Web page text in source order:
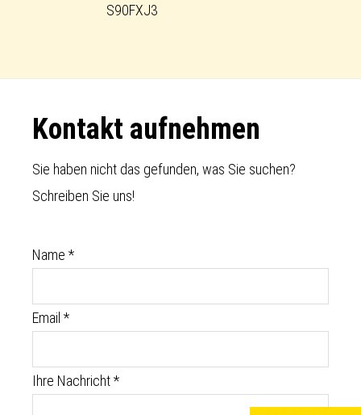
S90FXJ3
Footer
Kontakt aufnehmen
Sie haben nicht das gefunden, was Sie suchen?
Schreiben Sie uns!
Name *
Email *
Ihre Nachricht*